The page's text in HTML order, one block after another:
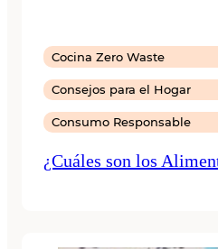
Cocina Zero Waste
Consejos para el Hogar
Consumo Responsable
¿Cuáles son los